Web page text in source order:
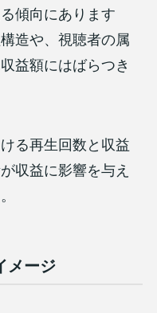
傾向にあります
造や、視聴者の属
益額にはばらつき
る再生回数と収益
収益に影響を与え
メージ